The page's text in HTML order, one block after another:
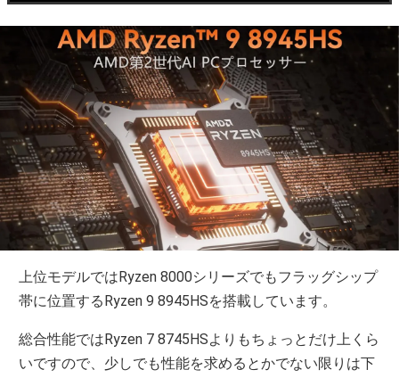
上位モデルではRyzen 8000シリーズでもフラッグシップ
帯に位置するRyzen 9 8945HSを搭載しています。
総合性能ではRyzen 7 8745HSよりもちょっとだけ上くら
いですので、少しでも性能を求めるとかでない限りは下